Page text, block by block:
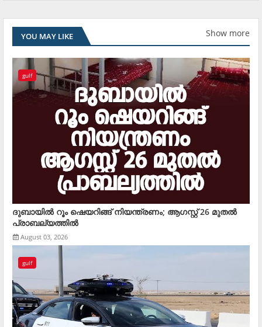
YOU MAY LIKE Show more
gulf
ദുബായില്‍ റൂം ഷെയറിങ്ങ് നിയന്ത്രണം; ആഗസ്റ്റ് 26 മുതല്‍
പ്രാബല്യത്തില്‍
August 03, 2026
gulf